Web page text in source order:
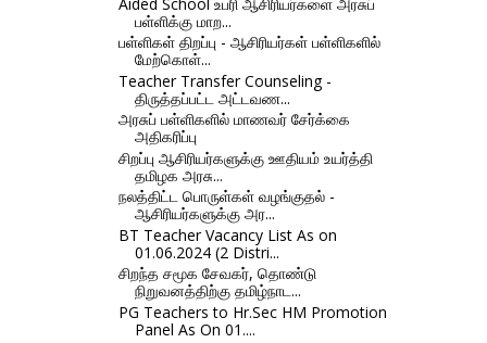
பள்ளிக்கு மாற...
பள்ளிகள் திறப்பு - ஆசிரியர்கள் பள்ளிகளில்
மேற்கொள்...
Teacher Transfer Counseling -
திருத்தப்பட்ட அட்டவண...
அரசுப் பள்ளிகளில் மாணவர் சேர்க்கை
அதிகரிப்பு
சிறப்பு ஆசிரியர்களுக்கு ஊதியம் உயர்த்தி
தமிழக அரசு...
நலத்திட்ட பொருள்கள் வழங்குதல் -
ஆசிரியர்களுக்கு அர...
BT Teacher Vacancy List As on
01.06.2024 (2 Distri...
சிறந்த சமூக சேவகர், தொண்டு
நிறுவனத்திற்கு தமிழ்நாட...
PG Teachers to Hr.Sec HM Promotion
Panel As On 01....